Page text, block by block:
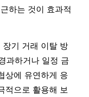
하는 것이 효과적
장기 거래 이탈 방
과하거나 일정 금
상에 유연하게 응
적으로 활용해 보